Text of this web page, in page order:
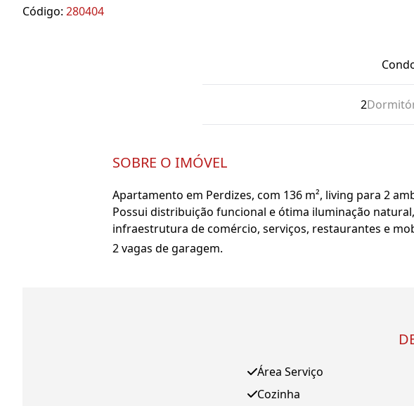
Código: 280404
2
SOBRE O IMÓVEL
Apartamento em Perdizes, com 136 m², living para 2
Possui distribuição funcional e ótima iluminação
infraestrutura de comércio, serviços, restaurantes e
2 vagas de garagem.
Área Serviço
Cozinha